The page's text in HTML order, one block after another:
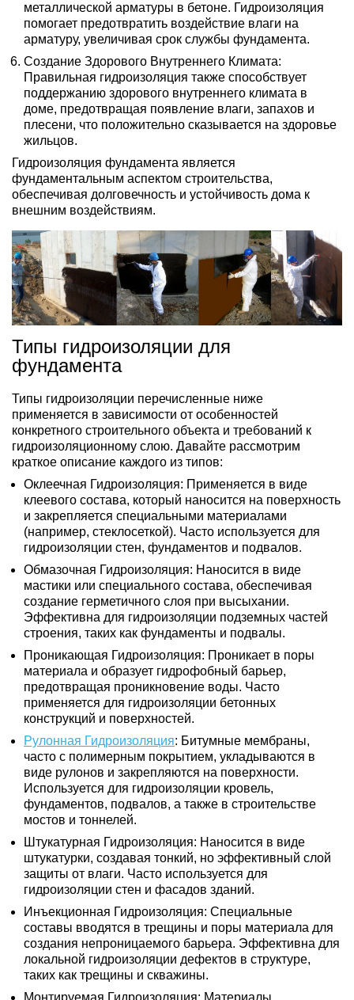
металлической арматуры в бетоне. Гидроизоляция
помогает предотвратить воздействие влаги на
арматуру, увеличивая срок службы фундамента.
Создание Здорового Внутреннего Климата:
Правильная гидроизоляция также способствует
поддержанию здорового внутреннего климата в
доме, предотвращая появление влаги, запахов и
плесени, что положительно сказывается на здоровье
жильцов.
Гидроизоляция фундамента является
фундаментальным аспектом строительства,
обеспечивая долговечность и устойчивость дома к
внешним воздействиям.
Типы гидроизоляции для
фундамента
Типы гидроизоляции перечисленные ниже
применяется в зависимости от особенностей
конкретного строительного объекта и требований к
гидроизоляционному слою. Давайте рассмотрим
краткое описание каждого из типов:
Оклеечная Гидроизоляция: Применяется в виде
клеевого состава, который наносится на поверхность
и закрепляется специальными материалами
(например, стеклосеткой). Часто используется для
гидроизоляции стен, фундаментов и подвалов.
Обмазочная Гидроизоляция: Наносится в виде
мастики или специального состава, обеспечивая
создание герметичного слоя при высыхании.
Эффективна для гидроизоляции подземных частей
строения, таких как фундаменты и подвалы.
Проникающая Гидроизоляция: Проникает в поры
материала и образует гидрофобный барьер,
предотвращая проникновение воды. Часто
применяется для гидроизоляции бетонных
конструкций и поверхностей.
Рулонная Гидроизоляция: Битумные мембраны,
часто с полимерным покрытием, укладываются в
виде рулонов и закрепляются на поверхности.
Используется для гидроизоляции кровель,
фундаментов, подвалов, а также в строительстве
мостов и тоннелей.
Штукатурная Гидроизоляция: Наносится в виде
штукатурки, создавая тонкий, но эффективный слой
защиты от влаги. Часто используется для
гидроизоляции стен и фасадов зданий.
Инъекционная Гидроизоляция: Специальные
составы вводятся в трещины и поры материала для
создания непроницаемого барьера. Эффективна для
локальной гидроизоляции дефектов в структуре,
таких как трещины и скважины.
Монтируемая Гидроизоляция: Материалы